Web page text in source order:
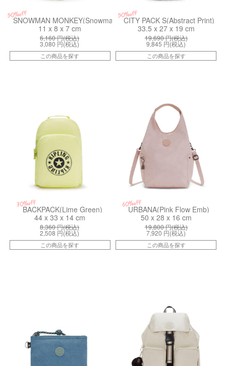
50%off
SNOWMAN MONKEY(Snowman White)
11 x 8 x 7 cm
6,160円(税込)
3,080 円(税込)
この商品を探す
50%off
CITY PACK S(Abstract Print)
33.5 x 27 x 19 cm
19,690円(税込)
9,845 円(税込)
この商品を探す
70%off
BACKPACK(Lime Green)
44 x 33 x 14 cm
8,360円(税込)
2,508 円(税込)
この商品を探す
60%off
URBANA(Pink Flow Emb)
50 x 28 x 16 cm
19,800円(税込)
7,920 円(税込)
この商品を探す